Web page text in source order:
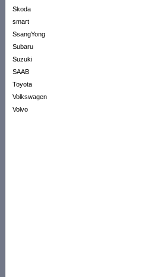
Skoda
smart
SsangYong
Subaru
Suzuki
SAAB
Toyota
Volkswagen
Volvo